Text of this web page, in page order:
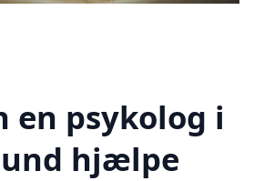
en psykolog i
hjælpe